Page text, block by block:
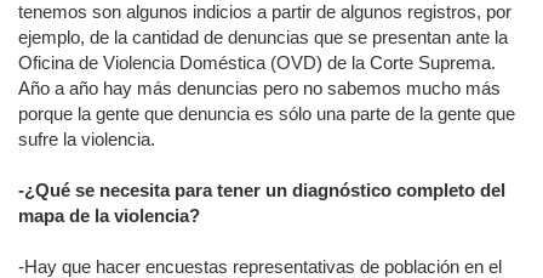
tenemos son algunos indicios a partir de algunos registros, por
ejemplo, de la cantidad de denuncias que se presentan ante la
Oficina de Violencia Doméstica (OVD) de la Corte Suprema.
Año a año hay más denuncias pero no sabemos mucho más
porque la gente que denuncia es sólo una parte de la gente que
sufre la violencia.
-¿Qué se necesita para tener un diagnóstico completo del
mapa de la violencia?
-Hay que hacer encuestas representativas de población en el